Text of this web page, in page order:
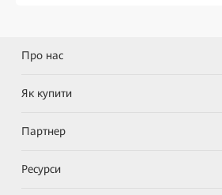
Про нас
Як купити
Партнер
Ресурси